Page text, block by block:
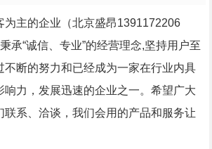
为主的企业（北京盛昂1391172206
承“诚信、专业”的经营理念,坚持用户至
不断的努力和已经成为一家在行业内具
响力，发展迅速的企业之一。希望广大
联系、洽谈，我们会用的产品和服务让